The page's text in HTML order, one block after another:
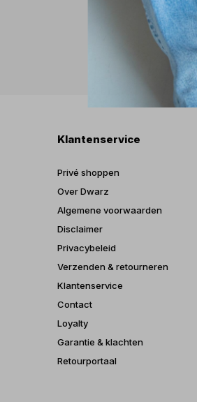
Klantenservice
Privé shoppen
Over Dwarz
Algemene voorwaarden
Disclaimer
Privacybeleid
Verzenden & retourneren
Klantenservice
Contact
Loyalty
Garantie & klachten
Retourportaal